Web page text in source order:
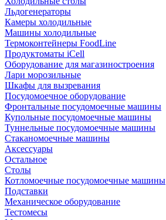
Льдогенераторы
Камеры холодильные
Машины холодильные
Термоконтейнеры FoodLine
Продуктоматы iCell
Оборудование для магазиностроения
Лари морозильные
Шкафы для вызревания
Посудомоечное оборудование
Фронтальные посудомоечные машины
Купольные посудомоечные машины
Туннельные посудомоечные машины
Стаканомоечные машины
Аксессуары
Остальное
Столы
Котломоечные посудомоечные машины
Подставки
Механическое оборудование
Тестомесы